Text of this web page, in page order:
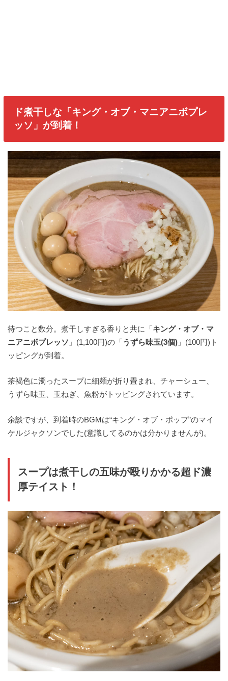
ド煮干しな「キング・オブ・マニアニボプレ
ッソ」が到着！
待つこと数分。煮干しすぎる香りと共に「 キング・オブ・マ
ニアニボプレッソ 」(1,100円)の「 うずら味玉(3個) 」(100円)ト
ッピングが到着。
茶褐色に濁ったスープに細麺が折り畳まれ、チャーシュー、
うずら味玉、玉ねぎ、魚粉がトッピングされています。
余談ですが、到着時のBGMは“キング・オブ・ポップ”のマイ
ケルジャクソンでした(意識してるのかは分かりませんが)。
スープは煮干しの五味が殴りかかる超ド濃
厚テイスト！